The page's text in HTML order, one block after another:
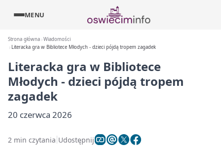
MENU
Strona główna Wiadomości
Literacka gra w Bibliotece Młodych - dzieci pójdą tropem zagadek
Literacka gra w Bibliotece
Młodych - dzieci pójdą tropem
zagadek
20 czerwca 2026
2 min czytania Udostępnij